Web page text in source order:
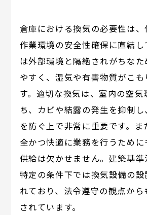
倉庫における換気の必要性は
作業環境の安全性確保に直結し
は外部環境と隔絶されがちな
やすく、湿気や有害物質がこ
す。適切な換気は、室内の空
ち、カビや結露の発生を抑制
を防ぐ上で非常に重要です。
全かつ快適に業務を行うため
供給は欠かせません。建築基準
特定の条件下では換気設備の設
れており、法令遵守の観点か
されています。